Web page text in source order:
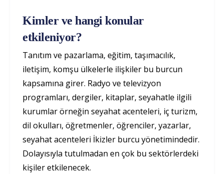
Kimler ve hangi konular
etkileniyor?
Tanıtım ve pazarlama, eğitim, taşımacılık,
iletişim, komşu ülkelerle ilişkiler bu burcun
kapsamına girer. Radyo ve televizyon
programları, dergiler, kitaplar, seyahatle ilgili
kurumlar örneğin seyahat acenteleri, iç turizm,
dil okulları, öğretmenler, öğrenciler, yazarlar,
seyahat acenteleri İkizler burcu yönetimindedir.
Dolayısıyla tutulmadan en çok bu sektörlerdeki
kişiler etkilenecek.